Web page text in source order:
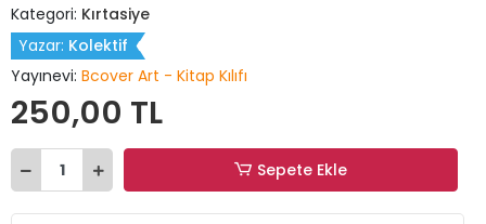
Kategori: Kırtasiye
Yazar: Kolektif
Yayınevi: Bcover Art - Kitap Kılıfı
250,00 TL
Sepete Ekle